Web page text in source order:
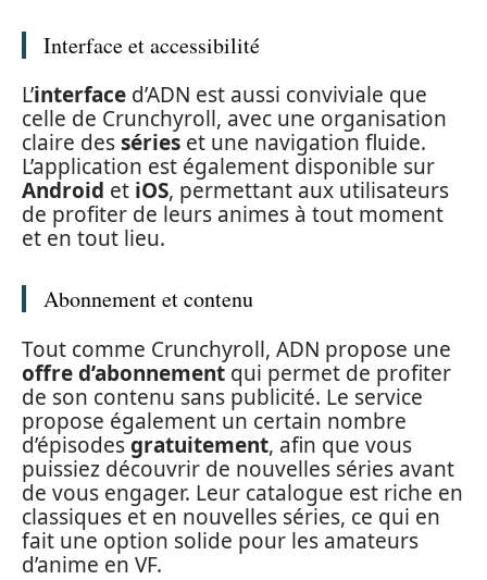
Interface et accessibilité
L’interface d’ADN est aussi conviviale que
celle de Crunchyroll, avec une organisation
claire desséries et une navigation fluide.
L’application est également disponible sur
Android et iOS, permettant aux utilisateurs
de profiter de leurs animes à tout moment
et en tout lieu.
Abonnement et contenu
Tout comme Crunchyroll, ADN propose une
offre d’abonnement qui permet de profiter
de son contenu sans publicité. Le service
propose également un certain nombre
d’épisodesgratuitement, afin que vous
puissiez découvrir de nouvelles séries avant
de vous engager. Leur catalogue est riche en
classiques et en nouvelles séries, ce qui en
fait une option solide pour les amateurs
d’anime en VF.